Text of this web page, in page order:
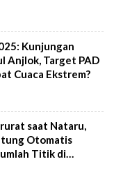
Kunjungan
Anjlok, Target PAD
Cuaca Ekstrem?
saat Nataru,
Otomatis
Titik di